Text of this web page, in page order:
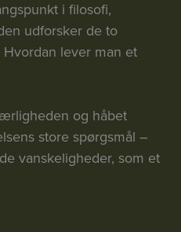
i filosofi,
udforsker de to
lever man et
og håbet
store spørgsmål –
vanskeligheder, som et